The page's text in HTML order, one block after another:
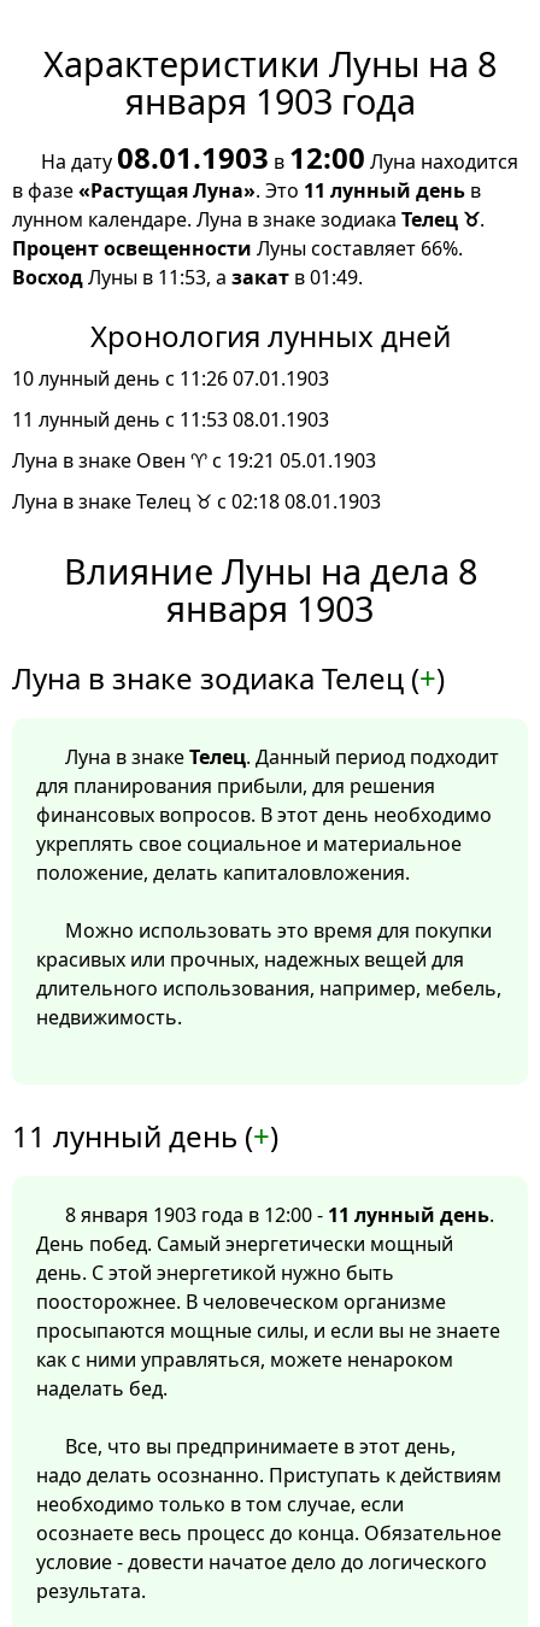
Характеристики Луны на 8
января 1903 года
На дату08.01.1903 в 12:00 Луна находится
в фазе«Растущая Луна». Это 11 лунный день в
лунном календаре. Луна в знаке зодиака Телец ♉.
Процент освещенности Луны составляет 66%.
ВосходЛуны в 11:53, а закат в 01:49.
Хронология лунных дней
10 лунный день с 11:26 07.01.1903
11 лунный день с 11:53 08.01.1903
Луна в знаке Овен ♈ с 19:21 05.01.1903
Луна в знаке Телец ♉ с 02:18 08.01.1903
Влияние Луны на дела 8
января 1903
Луна в знаке зодиака Телец (+)
Луна в знакеТелец. Данный период подходит
для планирования прибыли, для решения
финансовых вопросов. В этот день необходимо
укреплять свое социальное и материальное
положение, делать капиталовложения.
Можно использовать это время для покупки
красивых или прочных, надежных вещей для
длительного использования, например, мебель,
недвижимость.
11 лунный день (+)
8 января 1903 года в 12:00 - 11 лунный день.
День побед. Самый энергетически мощный
день. С этой энергетикой нужно быть
поосторожнее. В человеческом организме
просыпаются мощные силы, и если вы не знаете
как с ними управляться, можете ненароком
наделать бед.
Все, что вы предпринимаете в этот день,
надо делать осознанно. Приступать к действиям
необходимо только в том случае, если
осознаете весь процесс до конца. Обязательное
условие - довести начатое дело до логического
результата.